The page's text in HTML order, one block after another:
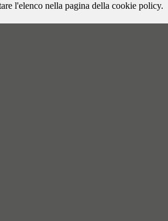
l'elenco nella pagina della cookie policy.